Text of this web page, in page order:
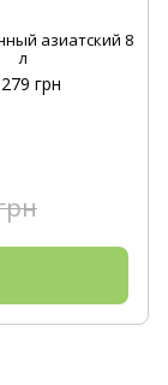
азиатский 8
л
грн